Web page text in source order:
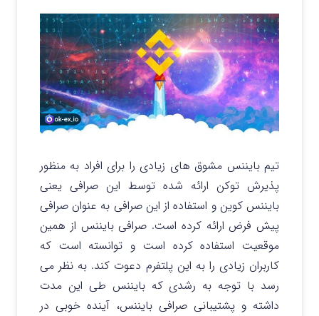
تیم بایننس مشوق های زیادی را برای افراد به منظور
پذیرش توکن ارائه شده توسط این صرافی یعنی
بایننس کوین و استفاده از این صرافی به عنوان صرافی
پیش فرض ارائه کرده است. صرافی بایننس از همین
موقعیت استفاده کرده است و توانسته است که
کاربران زیادی را به این پلتفرم دعوت کند. به نظر می
رسد با توجه به رشدی که بایننس طی این مدت
داشته و پشتیبانی صرافی بایننس، آینده خوبی در